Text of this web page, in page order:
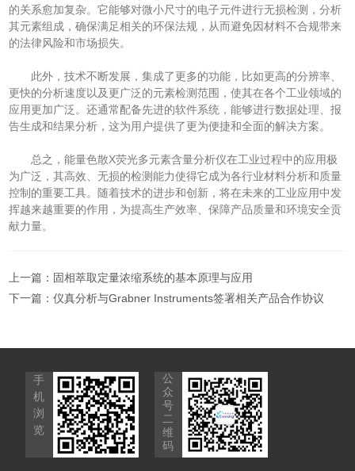
的关系愈加复杂。它能够对微小尺寸的电子元件进行无损检测，分析
其元素组成，确保满足相关的环保法规，从而避免因材料不合规带来
的法律风险和市场损失。
此外，技术不断发展，集成了更多的功能，比如更高的分辨率、
更快的分析速度以及更广泛的元素检测范围，使其在各个工业领域的
应用更加广泛。还通常配备先进的软件系统，能够进行数据处理、报
告生成和结果分析，这为用户提供了更为便捷和全面的解决方案。
总之，能量色散X荧光多元素含量分析仪在工业过程中的应用极
为广泛，其高效、无损的检测能力使得它成为各行业材料分析和质量
控制的重要工具。随着技术的进步和创新，将在未来的工业应用中发
挥越来越重要的作用，为提高生产效率、保障产品质量和环境安全贡
献力量。
上一篇： 固相萃取定量浓缩系统的基本原理与应用
下一篇：仪真分析与Grabner Instruments签署相关产品合作协议
手
机
浏
览
公
众
号
二
维
码